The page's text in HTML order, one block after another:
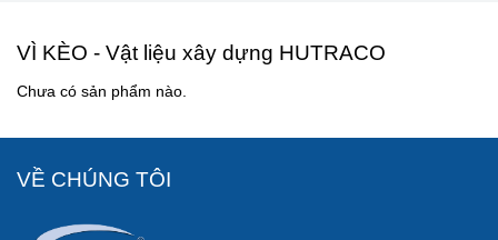
VÌ KÈO - Vật liệu xây dựng HUTRACO
Chưa có sản phẩm nào.
VỀ CHÚNG TÔI